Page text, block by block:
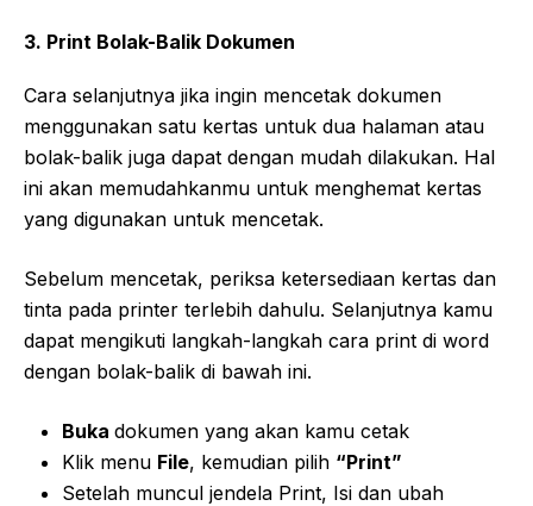
3. Print Bolak-Balik Dokumen
Cara selanjutnya jika ingin mencetak dokumen
menggunakan satu kertas untuk dua halaman atau
bolak-balik juga dapat dengan mudah dilakukan. Hal
ini akan memudahkanmu untuk menghemat kertas
yang digunakan untuk mencetak.
Sebelum mencetak, periksa ketersediaan kertas dan
tinta pada printer terlebih dahulu. Selanjutnya kamu
dapat mengikuti langkah-langkah cara print di word
dengan bolak-balik di bawah ini.
Buka dokumen yang akan kamu cetak
Klik menu File, kemudian pilih “Print”
Setelah muncul jendela Print, Isi dan ubah